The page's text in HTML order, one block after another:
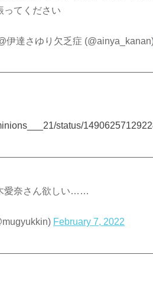
ってください
伊達さゆり欠乏症
status/
愛奈さん欲しい……
February 7, 2022